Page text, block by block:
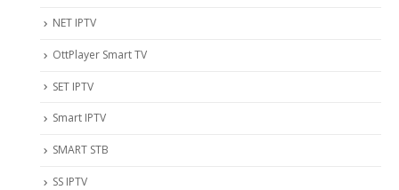
NET IPTV
OttPlayer Smart TV
SET IPTV
Smart IPTV
SMART STB
SS IPTV